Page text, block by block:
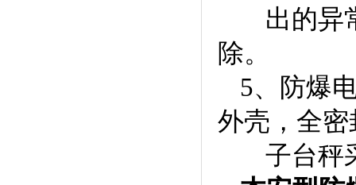
出的异
除。
5、防爆
外壳，全
子台秤